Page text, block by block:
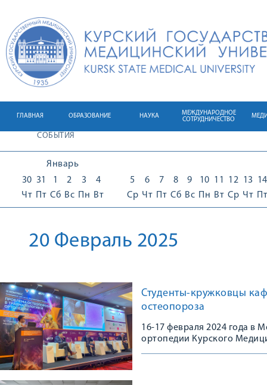
ГЛАВНАЯ ОБРАЗОВАНИЕ НАУКА
МЕЖДУНАРОДНОЕ
СОТРУДНИЧЕСТВО
СОБЫТИЯ
Январь
30
Чт
31
Пт
1
Сб
2
Вс
3
Пн
4
Вт
5
Ср
6
Чт
7
Пт
8
Сб
9
Вс
10
Пн
11
Вт
12
Ср
13
Чт
14
Пт
20 Февраль 2025
Студенты-кружковцы
остеопороза
16-17 февраля 2024 года в
ортопедии Курского